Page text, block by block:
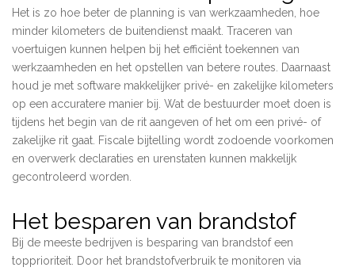
Het is zo hoe beter de planning is van werkzaamheden, hoe
minder kilometers de buitendienst maakt. Traceren van
voertuigen kunnen helpen bij het efficiënt toekennen van
werkzaamheden en het opstellen van betere routes. Daarnaast
houd je met software makkelijker privé- en zakelijke kilometers
op een accuratere manier bij. Wat de bestuurder moet doen is
tijdens het begin van de rit aangeven of het om een privé- of
zakelijke rit gaat. Fiscale bijtelling wordt zodoende voorkomen
en overwerk declaraties en urenstaten kunnen makkelijk
gecontroleerd worden.
Het besparen van brandstof
Bij de meeste bedrijven is besparing van brandstof een
topprioriteit. Door het brandstofverbruik te monitoren via